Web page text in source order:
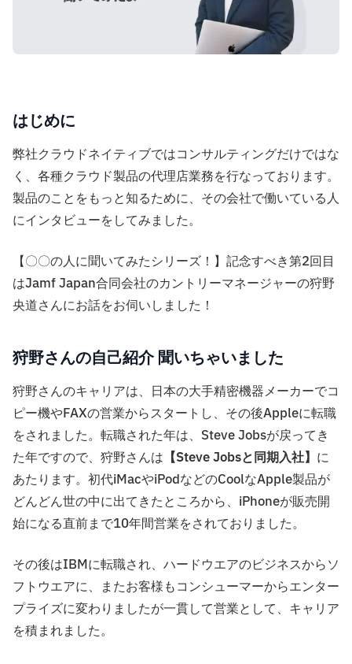
はじめに
弊社クラウドネイティブではコンサルティングだけではな
く、各種クラウド製品の代理店業務を行なっております。
製品のことをもっと知るために、その会社で働いている人
にインタビューをしてみました。
【〇〇の人に聞いてみたシリーズ！】記念すべき第2回目
はJamf Japan合同会社のカントリーマネージャーの狩野
央道さんにお話をお伺いしました！
狩野さんの自己紹介 聞いちゃいました
狩野さんのキャリアは、日本の大手精密機器メーカーでコ
ピー機やFAXの営業からスタートし、その後Appleに転職
をされました。転職された年は、Steve Jobsが戻ってき
た年ですので、狩野さんは 【Steve Jobsと同期入社】 に
あたります。初代iMacやiPodなどのCoolなApple製品が
どんどん世の中に出てきたところから、iPhoneが販売開
始になる直前まで10年間営業をされておりました。
その後はIBMに転職され、ハードウエアのビジネスからソ
フトウエアに、またお客様もコンシューマーからエンター
プライズに変わりましたが一貫して営業として、キャリア
を積まれました。